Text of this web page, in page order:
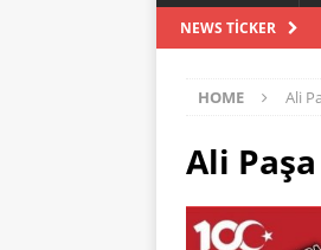
NEWS TICKER
HOME Ali
Ali